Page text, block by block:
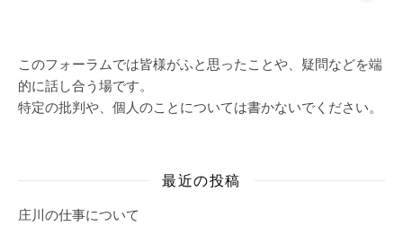
このフォーラムでは皆様がふと思ったことや、疑問などを端
的に話し合う場です。
特定の批判や、個人のことについては書かないでください。
最近の投稿
庄川の仕事について